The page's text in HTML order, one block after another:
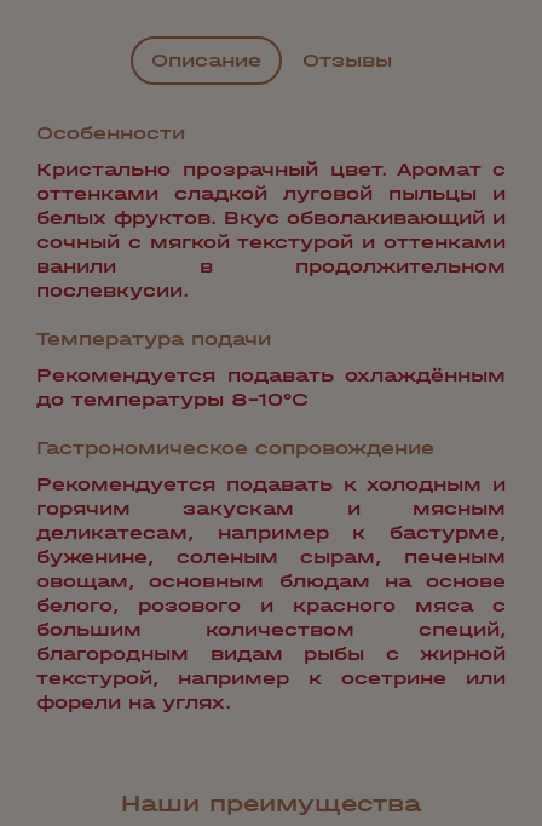
Описание Отзывы
Особенности
Кристально прозрачный цвет. Аромат с
оттенками сладкой луговой пыльцы и
белых фруктов. Вкус обволакивающий и
сочный с мягкой текстурой и оттенками
ванили в продолжительном
послевкусии.
Температура подачи
Рекомендуется подавать охлаждённым
до температуры 8-10°С
Гастрономическое сопровождение
Рекомендуется подавать к холодным и
горячим закускам и мясным
деликатесам, например к бастурме,
буженине, соленым сырам, печеным
овощам, основным блюдам на основе
белого, розового и красного мяса с
большим количеством специй,
благородным видам рыбы с жирной
текстурой, например к осетрине или
форели на углях.
Наши преимущества